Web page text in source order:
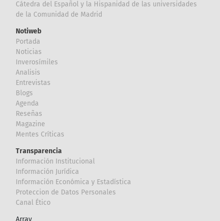
Cátedra del Español y la Hispanidad de las universidades
de la Comunidad de Madrid
Notiweb
Portada
Noticias
Inverosímiles
Analisis
Entrevistas
Blogs
Agenda
Reseñas
Magazine
Mentes Críticas
Transparencia
Información Institucional
Información Jurídica
Información Económica y Estadística
Proteccion de Datos Personales
Canal Ético
Array